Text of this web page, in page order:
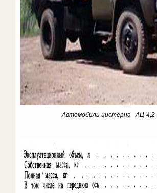
Автомобиль-цистерна АЦ-